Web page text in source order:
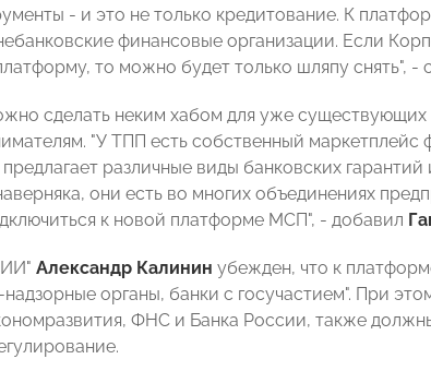
- и это не только кредитование. К
финансовые организации. Если
то можно будет только шляпу снять", -
сделать неким хабом для уже существующих
"У ТПП есть собственный маркетплейс
предлагает различные виды банковских
они есть во многих объединениях
к новой платформе МСП", - добавил
Александр Калинин убежден, что к
органы, банки с госучастием". При
ФНС и Банка России, также